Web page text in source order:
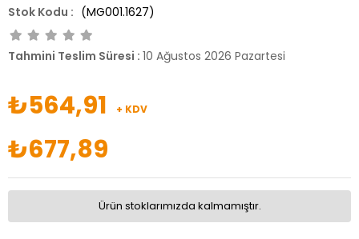
(MG001.1627)
Tahmini Teslim Süresi : 10 Ağustos 2026 Pazartesi
₺564,91 + KDV
₺677,89
Ürün stoklarımızda kalmamıştır.